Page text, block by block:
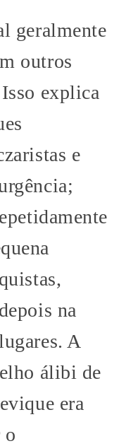
geralmente
outros
explica
e
na
A
álibi de
era
o